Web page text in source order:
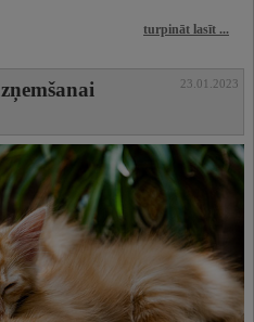
turpināt lasīt ...
23.01.2023